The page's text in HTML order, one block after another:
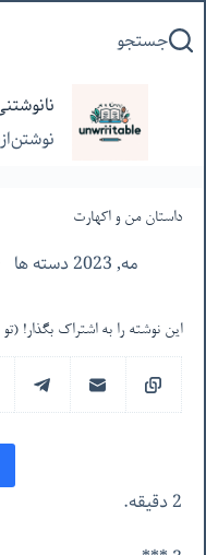
به
جستجو
داستان من و اکهارت
مه, 2023 دسته ها
این نوشته را به اشتراک بگذار!
2 دقیقه.